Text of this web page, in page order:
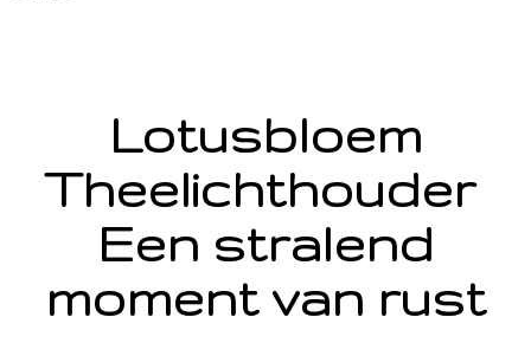
Lotusbloem
Theelichthouder
Een stralend
moment van rust